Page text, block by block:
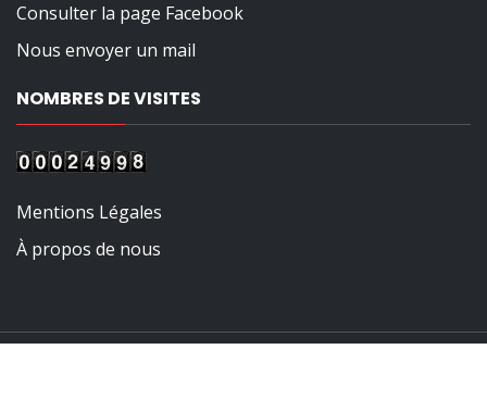
Consulter la page Facebook
Nous envoyer un mail
NOMBRES DE VISITES
Mentions Légales
À propos de nous